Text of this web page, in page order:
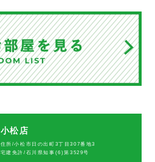
小松店
住所/小松市日の出町3丁目307番地3
宅建免許/石川県知事(6)第3529号